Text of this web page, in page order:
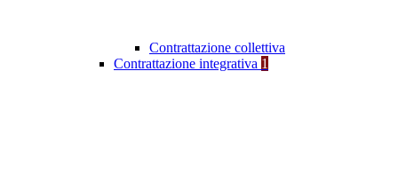
Contrattazione collettiva
Contrattazione integrativa 1